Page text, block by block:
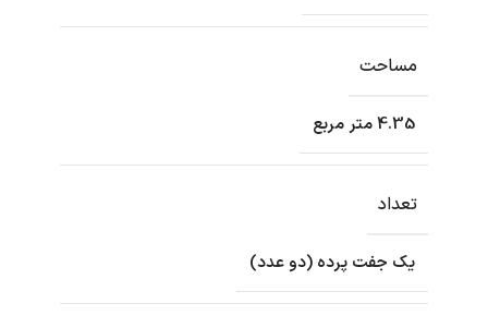
مساحت
4.35 متر مربع
تعداد
یک جفت پرده (دو عدد)